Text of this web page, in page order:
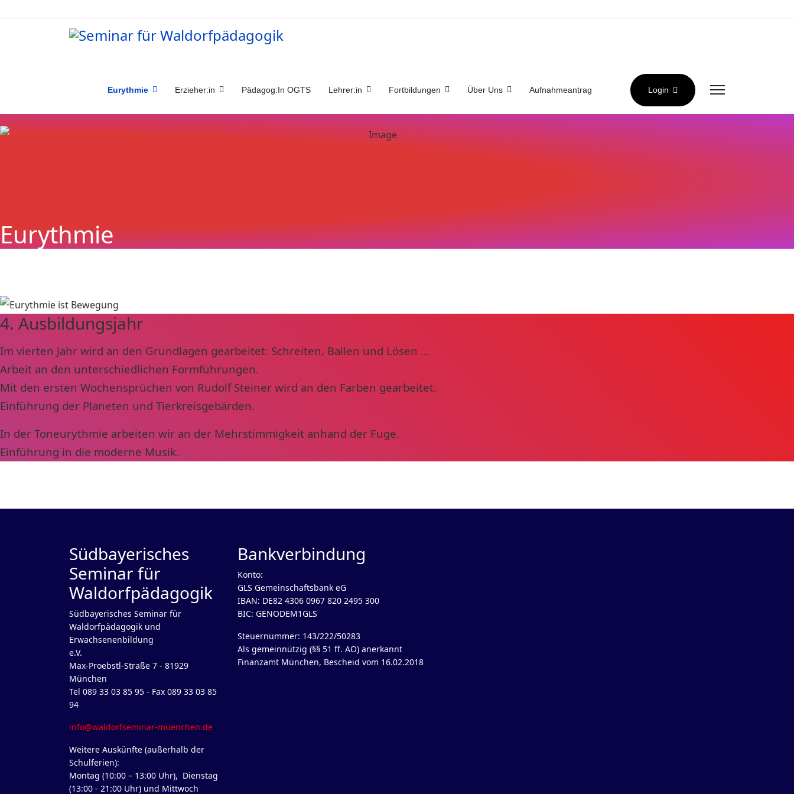
Eurythmie Erzieher:in Pädagog:In OGTS Lehrer:in Fortbildungen Über Uns Aufnahmeantrag Login
Eurythmie
4. Ausbildungsjahr
Im vierten Jahr wird an den Grundlagen gearbeitet: Schreiten, Ballen und Lösen …
Arbeit an den unterschiedlichen Formführungen.
Mit den ersten Wochensprüchen von Rudolf Steiner wird an den Farben gearbeitet.
Einführung der Planeten und Tierkreisgebärden.
In der Toneurythmie arbeiten wir an der Mehrstimmigkeit anhand der Fuge.
Einführung in die moderne Musik.
Südbayerisches
Seminar für
Waldorfpädagogik
Südbayerisches Seminar für
Waldorfpädagogik und
Erwachsenenbildung
e.V.
Max-Proebstl-Straße 7 - 81929
München
Tel 089 33 03 85 95 - Fax 089 33 03 85
94
info@waldorfseminar-muenchen.de
Weitere Auskünfte (außerhalb der
Schulferien):
Montag (10:00 – 13:00 Uhr), Dienstag
(13:00 - 21:00 Uhr) und Mittwoch
Bankverbindung
Konto:
GLS Gemeinschaftsbank eG
IBAN: DE82 4306 0967 820 2495 300
BIC: GENODEM1GLS
Steuernummer: 143/222/50283
Als gemeinnützig (§§ 51 ff. AO) anerkannt
Finanzamt München, Bescheid vom 16.02.2018